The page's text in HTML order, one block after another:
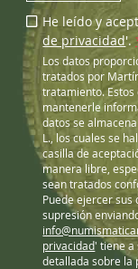
He leído y
de privacidad'.
Los datos
tratados por
tratamiento.
mantenerle
datos se
L., los cuales se
casilla de
manera libre,
sean tratados
Puede ejercer sus
supresión
privacidad' tiene a
detallada sobre la